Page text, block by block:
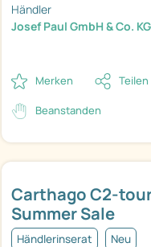
Carthago C2-
Summer Sale
Händlerinserat Neu
Händler
Josef Paul GmbH & Co. KG
Merken Teilen
Beanstanden